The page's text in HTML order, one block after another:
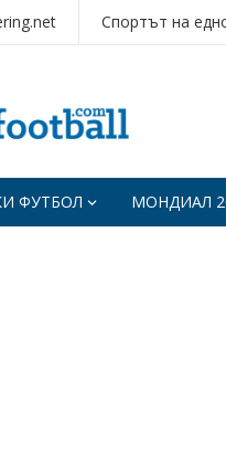
Спортът на
ФУТБОЛ МОНДИАЛ